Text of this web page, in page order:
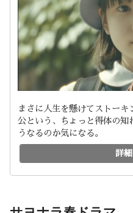
まさに人生を懸けてストーキ
公という、ちょっと得体の知
うなるのか気になる。
詳